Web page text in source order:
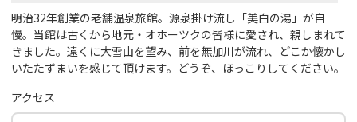
明治32年創業の老舗温泉旅館。源泉掛け流し「美白の湯」が自
慢。当館は古くから地元・オホーツクの皆様に愛され、親しまれて
きました。遠くに大雪山を望み、前を無加川が流れ、どこか懐かし
いたたずまいを感じて頂けます。どうぞ、ほっこりしてください。
アクセス